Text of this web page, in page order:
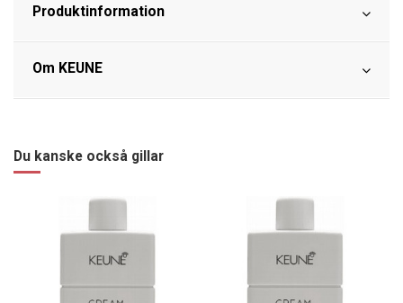
Produktinformation
Om KEUNE
Du kanske också gillar